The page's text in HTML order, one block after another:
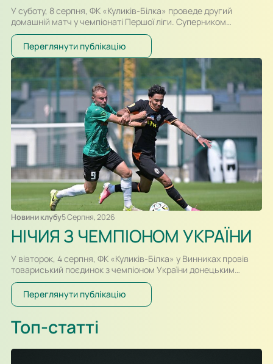
У суботу, 8 серпня, ФК «Куликів-Білка» проведе другий
домашній матч у чемпіонаті Першої ліги. Суперником
команди Сергія Атласюка стане івано-франківське
«Прикарпаття-Благо». Поєдинок на «Арені Куликів»
розпочнеться о 16:30. Для суперників це буде перша
офіційна зустріч в історії. Раніше команди перетиналися
лише у контрольних матчах. Старт сезону для команд
вийшов різним. Новачок Першої ліги «Куликів-Білка» у…
Переглянути публікацію
Новини клубу5 Серпня, 2026
НІЧИЯ З ЧЕМПІОНОМ УКРАЇНИ
У вівторок, 4 серпня, ФК «Куликів-Білка» у Винниках провів
товариський поєдинок з чемпіоном України донецьким
«Шахтарем». Перший тайм спарингу, який відбувався у
форматі два тайми по 30-ть хвилин, проходив за переваги
гравців «Шахтаря», які більше контролювали м’яч і частіше
Олександра Караваєва м’яч потрапив у стійку воріт…
Переглянути публікацію
Топ-статті